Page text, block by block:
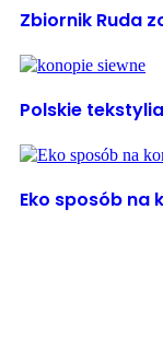
Zbiornik Ruda
Polskie
Eko sposób na